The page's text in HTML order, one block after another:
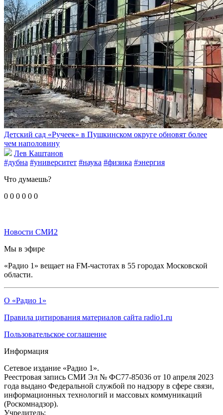
Детский сад «Ручеек» в Пушкинском округе обновят более
чем наполовину
Лев Каштанов
#дубна #университет #наука #физика #энергия
Что думаешь?
0 0 0 0 0 0
Новости СМИ2
Мы в эфире
«Радио 1» вещает на FM-частотах в 55 городах Московской
области.
О «Радио 1»
Правила цитирования материалов сайта radio1.ru
Пользовательское соглашение
Информация
Сетевое издание «Радио 1».
Реестровая запись СМИ Эл № ФС77-85036 от 10 апреля 2023
года выдано Федеральной службой по надзору в сфере связи,
информационных технологий и массовых коммуникаций
(Роскомнадзор).
Учредитель: